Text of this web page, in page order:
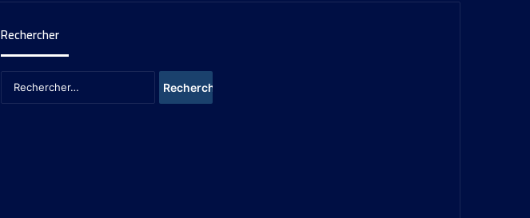
Rechercher